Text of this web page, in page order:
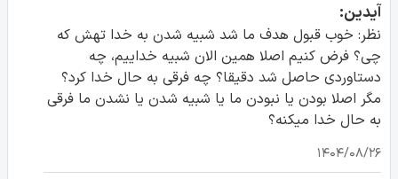
آیدین:
نظر: خوب قبول هدف ما شد شبیه شدن به خدا تهش که
چی؟ فرض کنیم اصلا همین الان شبیه خداییم، چه
دستاوردی حاصل شد دقیقا؟ چه فرقی به حال خدا کرد؟
مگر اصلا بودن یا نبودن ما یا شبیه شدن یا نشدن ما فرقی
به حال خدا میکنه؟
۱۴۰۴/۰۸/۲۶